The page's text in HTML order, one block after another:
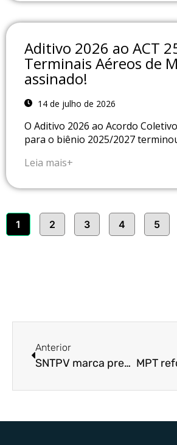
Aditivo 2026 ao ACT
Terminais Aéreos de
assinado!
14 de julho de 2026
O Aditivo 2026 ao Acordo
para o biênio 2025/2027
Leia mais+
1 2 3 4 5
Anterior
SNTPV marca presença na DNB Campinas